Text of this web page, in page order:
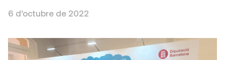
6 d’octubre de 2022